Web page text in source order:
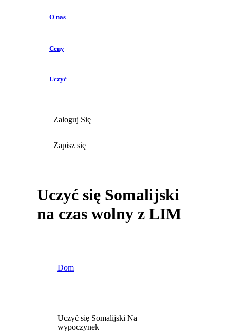
O nas
Ceny
Uczyć
Zaloguj Się
Zapisz się
Uczyć się Somalijski
na czas wolny z LIM
Dom
Uczyć się Somalijski Na
wypoczynek